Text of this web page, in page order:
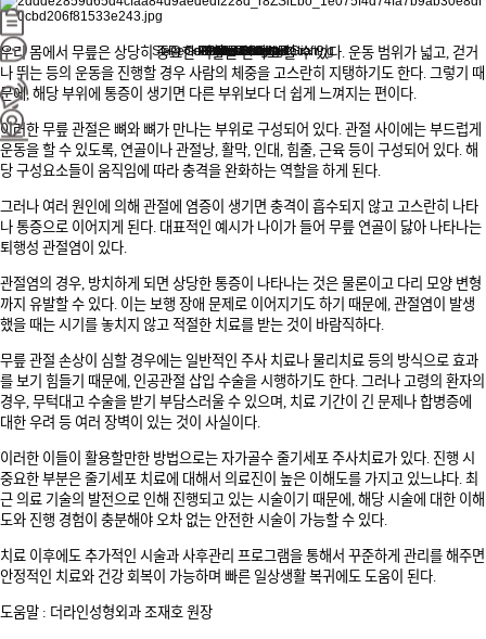
Personalized Consultation
Stem Cell
Stem Cell Liposuction & Grafting
Face & Body Lift
Petit & Lifting
Breast Surgery
LAST Diet
Eyes & Nose
Reviews
About TheLINE
우리 몸에서 무릎은 상당히 중요한 역할을 한다고 할 수 있다. 운동 범위가 넓고, 걷거
나 뛰는 등의 운동을 진행할 경우 사람의 체중을 고스란히 지탱하기도 한다. 그렇기 때
문에, 해당 부위에 통증이 생기면 다른 부위보다 더 쉽게 느껴지는 편이다.
이러한 무릎 관절은 뼈와 뼈가 만나는 부위로 구성되어 있다. 관절 사이에는 부드럽게
운동을 할 수 있도록, 연골이나 관절낭, 활막, 인대, 힘줄, 근육 등이 구성되어 있다. 해
당 구성요소들이 움직임에 따라 충격을 완화하는 역할을 하게 된다.
그러나 여러 원인에 의해 관절에 염증이 생기면 충격이 흡수되지 않고 고스란히 나타
나 통증으로 이어지게 된다. 대표적인 예시가 나이가 들어 무릎 연골이 닳아 나타나는
퇴행성 관절염이 있다.
관절염의 경우, 방치하게 되면 상당한 통증이 나타나는 것은 물론이고 다리 모양 변형
까지 유발할 수 있다. 이는 보행 장애 문제로 이어지기도 하기 때문에, 관절염이 발생
했을 때는 시기를 놓치지 않고 적절한 치료를 받는 것이 바람직하다.
무릎 관절 손상이 심할 경우에는 일반적인 주사 치료나 물리치료 등의 방식으로 효과
를 보기 힘들기 때문에, 인공관절 삽입 수술을 시행하기도 한다. 그러나 고령의 환자의
경우, 무턱대고 수술을 받기 부담스러울 수 있으며, 치료 기간이 긴 문제나 합병증에
대한 우려 등 여러 장벽이 있는 것이 사실이다.
이러한 이들이 활용할만한 방법으로는 자가골수 줄기세포 주사치료가 있다. 진행 시
중요한 부분은 줄기세포 치료에 대해서 의료진이 높은 이해도를 가지고 있느냐다. 최
근 의료 기술의 발전으로 인해 진행되고 있는 시술이기 때문에, 해당 시술에 대한 이해
도와 진행 경험이 충분해야 오차 없는 안전한 시술이 가능할 수 있다.
치료 이후에도 추가적인 시술과 사후관리 프로그램을 통해서 꾸준하게 관리를 해주면
안정적인 치료와 건강 회복이 가능하며 빠른 일상생활 복귀에도 도움이 된다.
도움말 : 더라인성형외과 조재호 원장​